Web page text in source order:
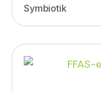
Symbiotik